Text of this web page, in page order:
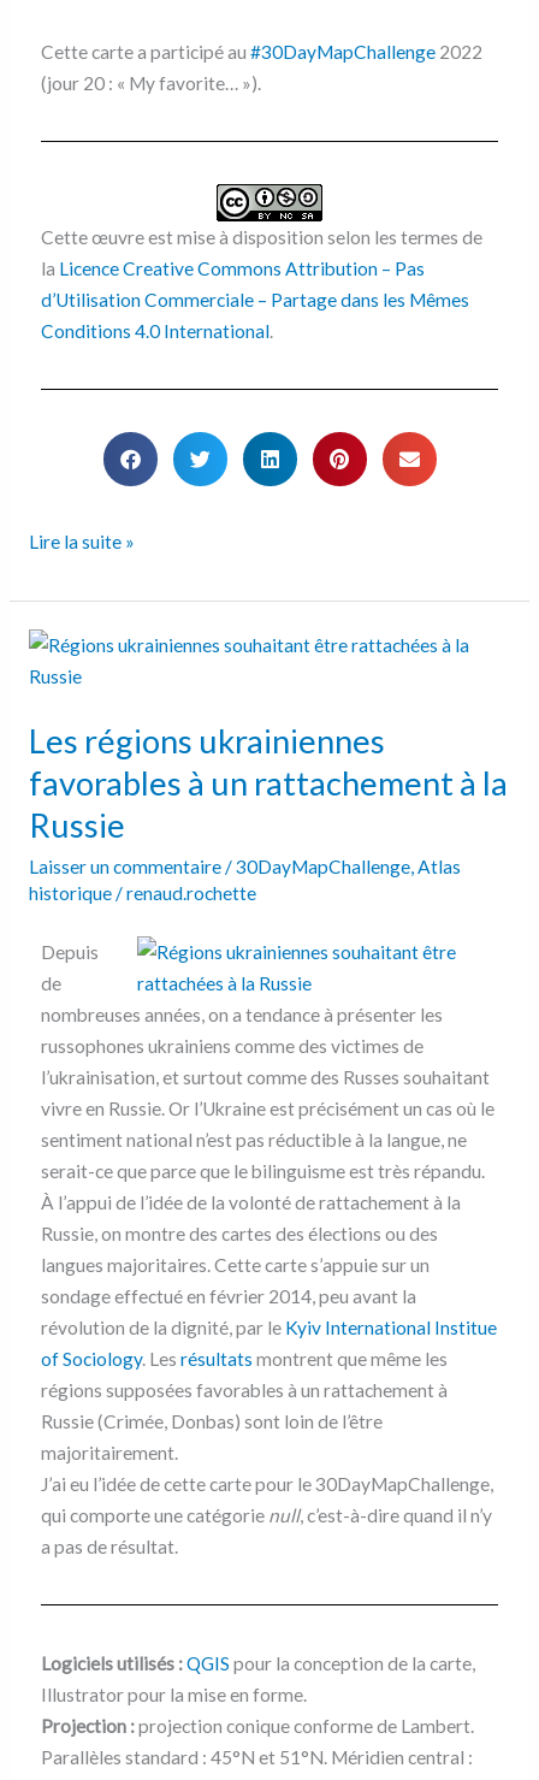
Cette carte a participé au #30DayMapChallenge2022
(jour 20 : « My favorite… »).
Cette œuvre est mise à disposition selon les termes de
la Licence Creative Commons Attribution – Pas
d’Utilisation Commerciale – Partage dans les Mêmes
Conditions 4.0 International.
Lire la suite »
Les régions ukrainiennes
favorables à un rattachement à la
Russie
Laisser un commentaire/30DayMapChallenge,Atlas
historique/renaud.rochette
Depuis
de
nombreuses années, on a tendance à présenter les
russophones ukrainiens comme des victimes de
l’ukrainisation, et surtout comme des Russes souhaitant
vivre en Russie. Or l’Ukraine est précisément un cas où le
sentiment national n’est pas réductible à la langue, ne
serait-ce que parce que le bilinguisme est très répandu.
À l’appui de l’idée de la volonté de rattachement à la
Russie, on montre des cartes des élections ou des
langues majoritaires. Cette carte s’appuie sur un
sondage effectué en février 2014, peu avant la
révolution de la dignité, par le Kyiv International Institue
of Sociology. Les résultats montrent que même les
régions supposées favorables à un rattachement à
Russie (Crimée, Donbas) sont loin de l’être
majoritairement.
J’ai eu l’idée de cette carte pour le 30DayMapChallenge,
qui comporte une catégorie null, c’est-à-dire quand il n’y
a pas de résultat.
Logiciels utilisés :QGIS pour la conception de la carte,
Illustrator pour la mise en forme.
Projection :projection conique conforme de Lambert.
Parallèles standard : 45°N et 51°N. Méridien central :
Les
régions
favorables
à
un
rattachement
à
la